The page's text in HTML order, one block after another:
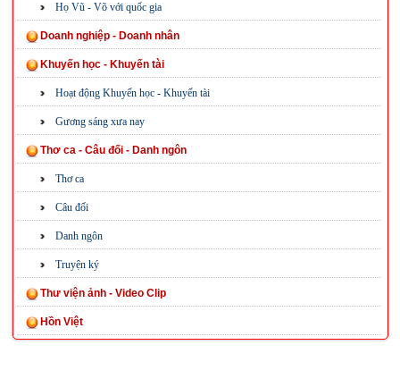
Họ Vũ - Võ với quốc gia
Doanh nghiệp - Doanh nhân
Khuyến học - Khuyến tài
Hoạt động Khuyến học - Khuyến tài
Gương sáng xưa nay
Thơ ca - Câu đối - Danh ngôn
Thơ ca
Câu đối
Danh ngôn
Truyện ký
Thư viện ảnh - Video Clip
Hồn Việt